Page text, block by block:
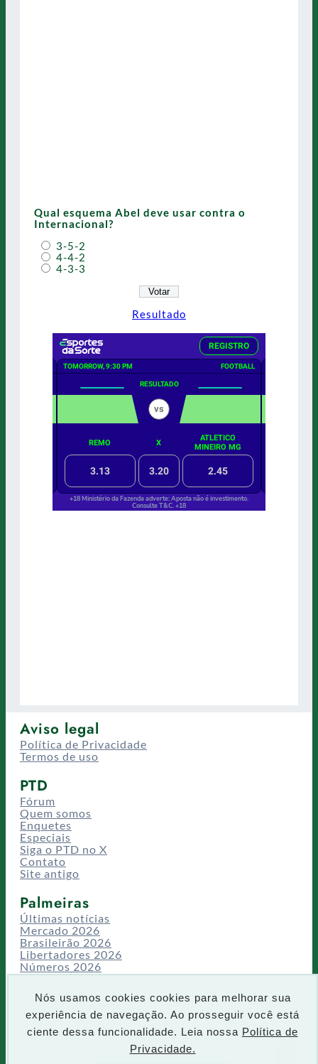
Nós usamos cookies cookies para melhorar sua
experiência de navegação. Ao prosseguir você está
ciente dessa funcionalidade. Leia nossa Política de
Privacidade.
Qual esquema Abel deve usar contra o
Internacional?
3-5-2
4-4-2
4-3-3
Resultado
Aviso legal
Política de Privacidade
Termos de uso
PTD
Fórum
Quem somos
Enquetes
Especiais
Siga o PTD no X
Contato
Site antigo
Palmeiras
Últimas notícias
Mercado 2026
Brasileirão 2026
Libertadores 2026
Números 2026
Campeonatos
Temporadas
CT/Centro de Excelência
Busca
P